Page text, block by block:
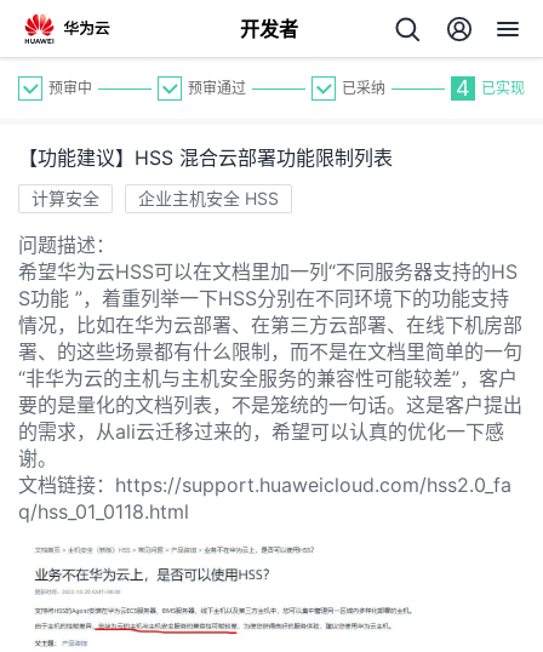
开发者
个
人
主
页
我
的
开
发
者
预审中 预审通过 已采纳 4 已实现
【功能建议】HSS 混合云部署功能限制列表
计算安全 企业主机安全 HSS
问题描述：
希望华为云HSS可以在文档里加一列“不同服务器支持的HS
S功能 ”，着重列举一下HSS分别在不同环境下的功能支持
情况，比如在华为云部署、在第三方云部署、在线下机房部
署、的这些场景都有什么限制，而不是在文档里简单的一句
“非华为云的主机与主机安全服务的兼容性可能较差”，客户
要的是量化的文档列表，不是笼统的一句话。这是客户提出
的需求，从ali云迁移过来的，希望可以认真的优化一下感
谢。
文档链接：https://support.huaweicloud.com/hss2.0_fa
q/hss_01_0118.html